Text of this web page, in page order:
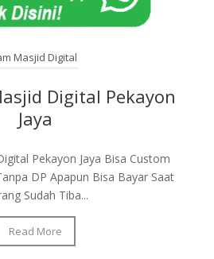
Masjid Digital
Digital Pekayon
Jaya
Pekayon Jaya Bisa Custom
DP Apapun Bisa Bayar Saat
Sudah Tiba...
Read More